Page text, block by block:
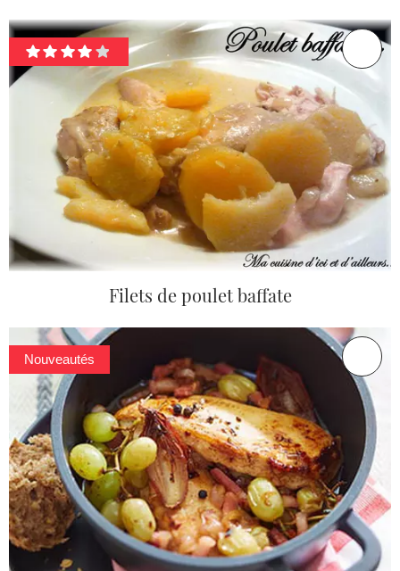
Filets de poulet baffate
Nouveautés